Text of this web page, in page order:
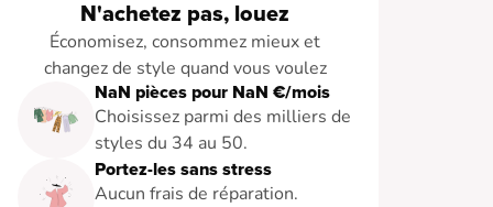
N'achetez pas, louez
Économisez, consommez mieux et
changez de style quand vous voulez
NaN pièces pour NaN €/mois
Choisissez parmi des milliers de
styles du 34 au 50.
Portez-les sans stress
Aucun frais de réparation.